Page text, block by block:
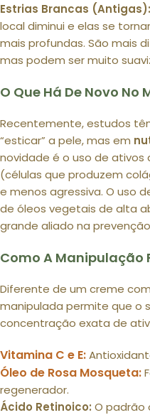
Estrias Brancas (Antigas):
local diminui e elas se
mais profundas. São mais
mas podem ser muito
O Que Há De Novo
Recentemente, estudos
“esticar” a pele, mas em
novidade é o uso de
(células que produzem
e menos agressiva. O uso
de óleos vegetais de alta
grande aliado na
Como A Manipulação
Diferente de um creme
manipulada permite que o
concentração exata de
Vitamina C e E:
Óleo de Rosa Mosqueta:
regenerador.
Ácido Retinoico: O padrão